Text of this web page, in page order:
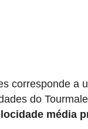
corresponde a
do
média